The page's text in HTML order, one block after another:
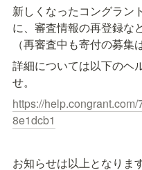
新しくなったコングラン
に、審査情報の再登録な
（再審査中も寄付の募集
詳細については以下のヘ
せ。
https://
8e1dcb1
お知らせは以上となります